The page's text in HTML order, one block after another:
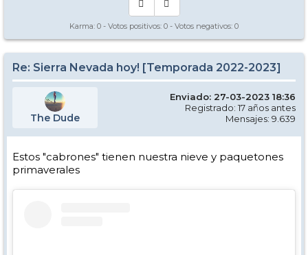
Karma: 0 - Votos positivos: 0 - Votos negativos: 0
Re: Sierra Nevada hoy! [Temporada 2022-2023]
The Dude
Enviado: 27-03-2023 18:36
Registrado: 17 años antes
Mensajes: 9.639
Estos "cabrones" tienen nuestra nieve y paquetones
primaverales